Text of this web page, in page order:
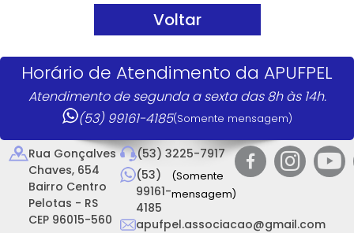
Voltar
Horário de Atendimento da APUFPEL
Atendimento de segunda a sexta das 8h às 14h.
(53) 99161-4185(Somente mensagem)
Rua Gonçalves
Chaves, 654
Bairro Centro
Pelotas - RS
CEP 96015-560
(53) 3225-7917
(53)
99161-
4185
(Somente
mensagem)
apufpel.associacao@gmail.com